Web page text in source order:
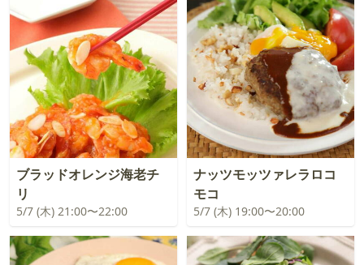
ブラッドオレンジ海老チ
リ
5/7 (木) 21:00〜22:00
ナッツモッツァレラロコ
モコ
5/7 (木) 19:00〜20:00